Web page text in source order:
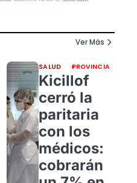
Ver Más
SALUD PROVINCIA
Kicillof
cerró la
paritaria
con los
médicos:
cobrarán